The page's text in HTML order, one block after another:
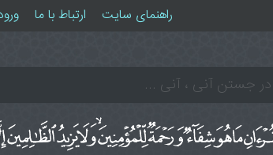
راهنمای سایت ارتباط با ما